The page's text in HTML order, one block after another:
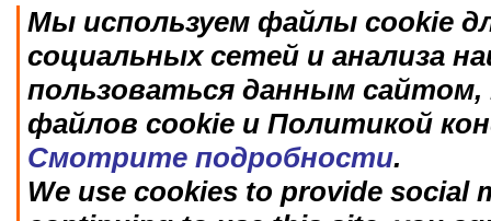
Мы используем файлы cookie
социальных сетей и анализа
пользоваться данным
файлов cookie и Политикой
Смотрите подробности.
We use cookies to provide social